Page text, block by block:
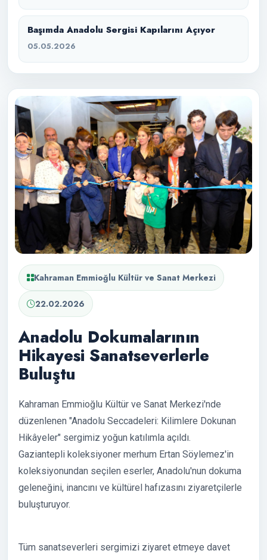
Kahraman Emmioğlu Kültür ve Sanat Merkezi
22.02.2026
Anadolu Dokumalarının
Hikayesi Sanatseverlerle
Buluştu
Kahraman Emmioğlu Kültür ve Sanat Merkezi'nde
düzenlenen "Anadolu Seccadeleri: Kilimlere Dokunan
Hikâyeler" sergimiz yoğun katılımla açıldı.
Gaziantepli koleksiyoner merhum Ertan Söylemez'in
koleksiyonundan seçilen eserler, Anadolu'nun dokuma
geleneğini, inancını ve kültürel hafızasını ziyaretçilerle
buluşturuyor.
Tüm sanatseverleri sergimizi ziyaret etmeye davet
Başımda Anadolu Sergisi Kapılarını Açıyor
05.05.2026